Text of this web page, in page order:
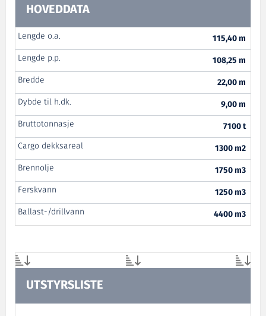
HOVEDDATA
Lengde o.a.
115,40 m
Lengde p.p.
108,25 m
Bredde
22,00 m
Dybde til h.dk.
9,00 m
Bruttotonnasje
7100 t
Cargo dekksareal
1300 m2
Brennolje
1750 m3
Ferskvann
1250 m3
Ballast-/drillvann
4400 m3
UTSTYRSLISTE